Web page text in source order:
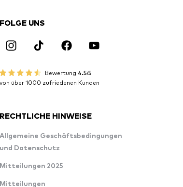
FOLGE UNS
Bewertung 4.5/5
von über 1000 zufriedenen Kunden
RECHTLICHE HINWEISE
Allgemeine Geschäftsbedingungen
und Datenschutz
Mitteilungen 2025
Mitteilungen